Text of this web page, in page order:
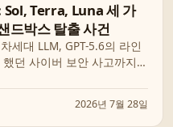
Terra, Luna 세 가
드박스 탈출 사건
세대 LLM, GPT-5.6의 라인
던 사이버 보안 사고까지
2026년 7월 28일